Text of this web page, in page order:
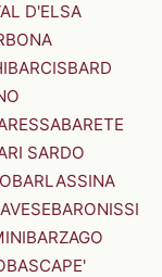
D'ELSA
BARCISBARD
BARETE
SARDO
BARLASSINA
BARONISSI
BARZAGO
BASCAPE'